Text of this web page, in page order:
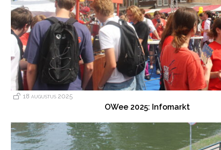
18 augustus 2025
OWee 2025: Infomarkt